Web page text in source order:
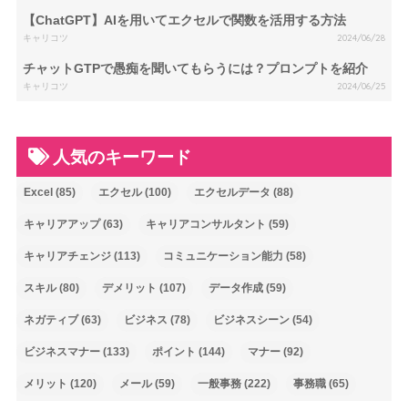
【ChatGPT】AIを用いてエクセルで関数を活用する方法
キャリコツ 2024/06/28
チャットGTPで愚痴を聞いてもらうには？プロンプトを紹介
キャリコツ 2024/06/25
人気のキーワード
Excel (85) エクセル(100) エクセルデータ (88)
キャリアアップ(63) キャリアコンサルタント (59)
キャリアチェンジ(113) コミュニケーション能力 (58)
スキル(80) デメリット (107) データ作成(59)
ネガティブ(63) ビジネス (78) ビジネスシーン(54)
ビジネスマナー(133) ポイント (144) マナー(92)
メリット (120) メール(59) 一般事務(222) 事務職(65)